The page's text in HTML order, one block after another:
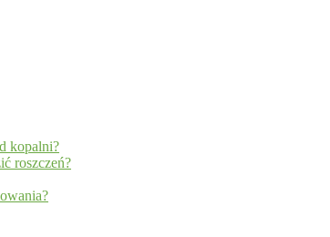
kopalni?
roszczeń?